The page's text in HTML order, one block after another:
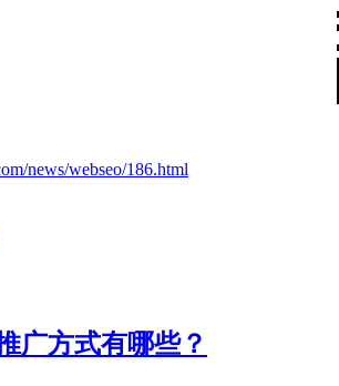
news/webseo/186.html
广方式有哪些？